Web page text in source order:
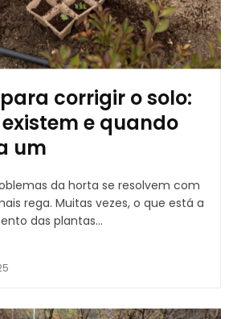
corrigir o solo:
e quando
um
da horta se resolvem com
rega. Muitas vezes, o que está a
das plantas...